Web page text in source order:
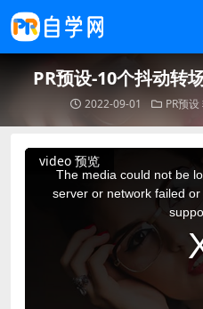
PR预设-10个抖动转
2022-09-01 PR预设
video 预览
This
The media could not be
server or network failed